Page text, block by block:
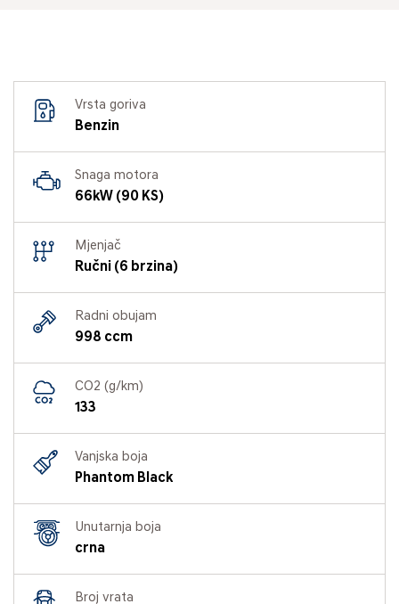
Vrsta goriva
Benzin
Snaga motora
66kW (90 KS)
Mjenjač
Ručni (6 brzina)
Radni obujam
998 ccm
CO2 (g/km)
133
Vanjska boja
Phantom Black
Unutarnja boja
crna
Broj vrata